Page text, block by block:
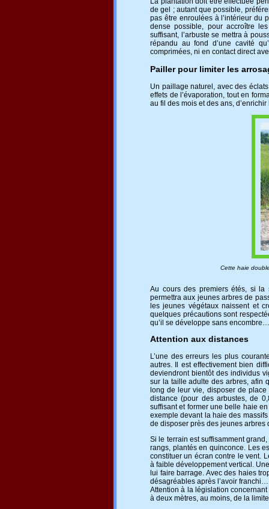
de gel ; autant que possible,
pas être enroulées à l’intérieur du
dense possible, pour accroître
suffisant, l’arbuste se mettra à
répandu au fond d’une cavité
comprimées, ni en contact direct
Pailler pour limiter les
Un paillage naturel, avec des
effets de l’évaporation, tout en
au fil des mois et des ans,
Cette haie
Au cours des premiers étés, si
permettra aux jeunes arbres de
les jeunes végétaux naissent et
quelques précautions sont
qu’il se développe sans
Attention aux distances
L’une des erreurs les plus
autres. Il est effectivement bien
deviendront bientôt des individus
sur la taille adulte des arbres, afin
long de leur vie, disposer de
distance (pour des arbustes, de
suffisant et former une belle haie
exemple devant la haie des
de disposer près des jeunes
Si le terrain est suffisamment
rangs, plantés en quinconce. Les
constituer un écran contre le vent.
à faible développement vertical.
lui faire barrage. Avec des haies
désagréables après l’avoir
Attention à la législation
à deux mètres, au moins, de la